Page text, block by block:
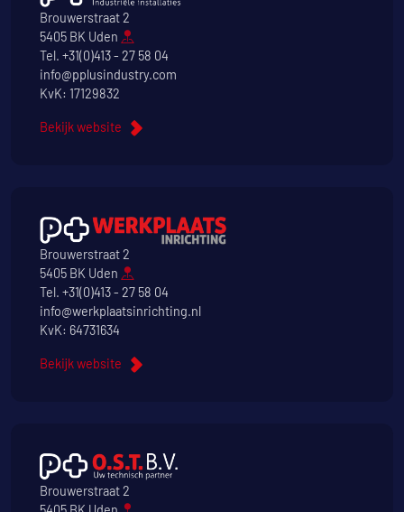
Brouwerstraat 2
5405 BK Uden
Tel. +31(0)413 - 27 58 04
info@pplusindustry.com
KvK: 17129832
Bekijk website
Brouwerstraat 2
5405 BK Uden
Tel. +31(0)413 - 27 58 04
info@werkplaatsinrichting.nl
KvK: 64731634
Bekijk website
Brouwerstraat 2